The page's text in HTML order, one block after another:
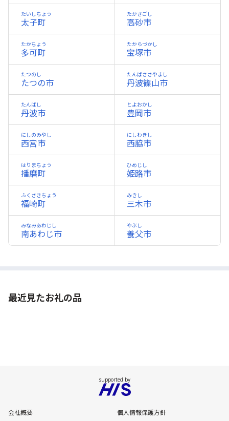
太子町
たいしちょう
高砂市
たかさごし
多可町
たかちょう
宝塚市
たからづかし
たつの市
たつのし
丹波篠山市
たんばささやまし
丹波市
たんばし
豊岡市
とよおかし
西宮市
にしのみやし
西脇市
にしわきし
播磨町
はりまちょう
姫路市
ひめじし
福崎町
ふくさきちょう
三木市
みきし
南あわじ市
みなみあわじし
養父市
やぶし
最近見たお礼の品
会社概要 個人情報保護方針